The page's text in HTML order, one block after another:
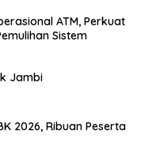
ATM, Perkuat
Sistem
Jambi
2026, Ribuan Peserta